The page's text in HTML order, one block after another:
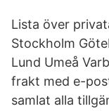
Lista över
Stockholm
Lund Umeå
frakt med e-
samlat alla